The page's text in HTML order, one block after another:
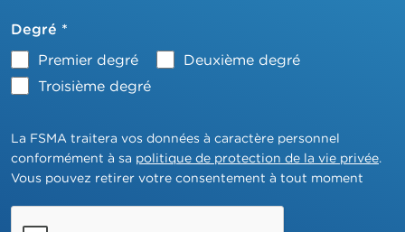
Degré *
Premier degré
Deuxième degré
Troisième degré
La FSMA traitera vos données à caractère personnel
conformément à sa politique de protection de la vie privée.
Vous pouvez retirer votre consentement à tout moment